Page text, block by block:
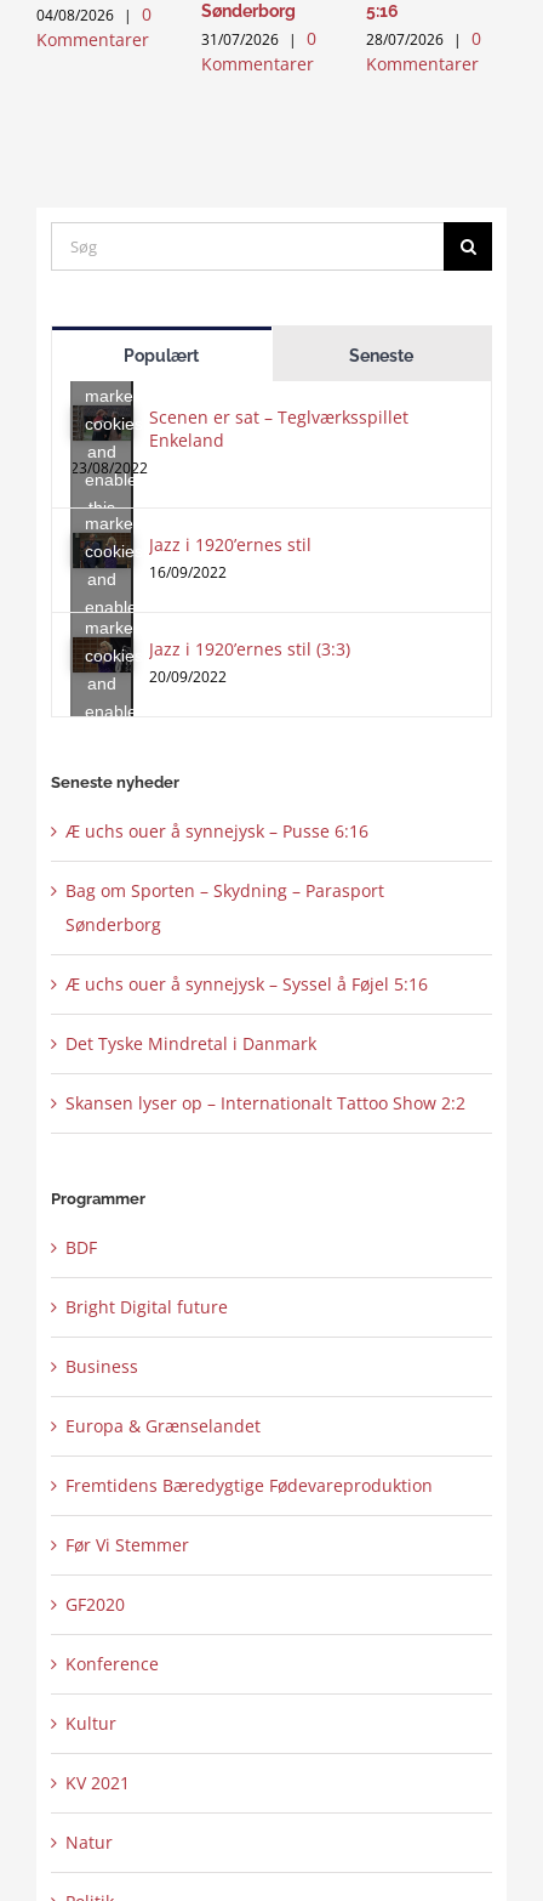
04/08/2026 |
0
Kommentarer
Sønderborg
31/07/2026 |
0
Kommentarer
5:16
28/07/2026 |
0
Kommentarer
Search
for:
Populært Seneste
accept
marketing
cookies
and
enable
this
content
Scenen er sat – Teglværksspillet
Enkeland
23/08/2022
Click
to
marketing
cookies
and
enable
this
content
Jazz i 1920’ernes stil
16/09/2022
Click
to
accept
marketing
cookies
and
enable
Jazz i 1920’ernes stil (3:3)
20/09/2022
Seneste nyheder
Æ uchs ouer å synnejysk – Pusse 6:16
Bag om Sporten – Skydning – Parasport
Sønderborg
Æ uchs ouer å synnejysk – Syssel å Føjel 5:16
Det Tyske Mindretal i Danmark
Skansen lyser op – Internationalt Tattoo Show 2:2
Programmer
BDF
Bright Digital future
Business
Europa & Grænselandet
Fremtidens Bæredygtige Fødevareproduktion
Før Vi Stemmer
GF2020
Konference
Kultur
KV 2021
Natur